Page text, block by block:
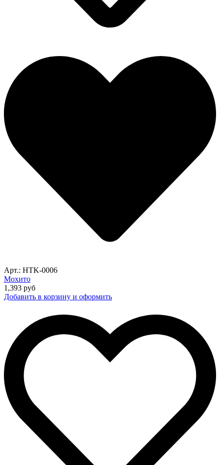
Арт.: HTK-0006
Мохито
1,393 руб
Добавить в корзину и оформить